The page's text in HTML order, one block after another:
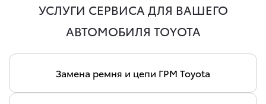
УСЛУГИ СЕРВИСА ДЛЯ ВАШЕГО
АВТОМОБИЛЯ TOYOTA
Замена ремня и цепи ГРМ Toyota